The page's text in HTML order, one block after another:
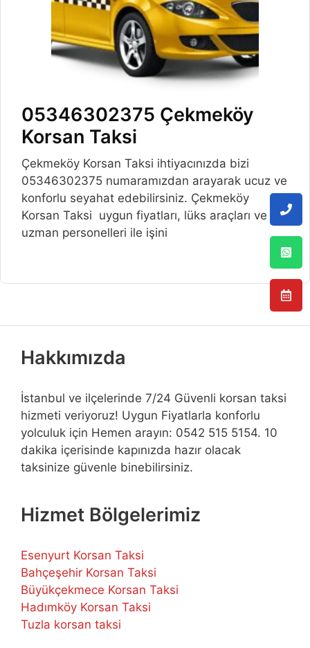
05346302375 Çekmeköy
Korsan Taksi
Çekmeköy Korsan Taksi ihtiyacınızda bizi
05346302375 numaramızdan arayarak ucuz ve
konforlu seyahat edebilirsiniz. Çekmeköy
Korsan Taksi uygun fiyatları, lüks araçları ve
uzman personelleri ile işini
Hakkımızda
İstanbul ve ilçelerinde 7/24 Güvenli korsan taksi
hizmeti veriyoruz! Uygun Fiyatlarla konforlu
yolculuk için Hemen arayın: 0542 515 5154. 10
dakika içerisinde kapınızda hazır olacak
taksinize güvenle binebilirsiniz.
Hizmet Bölgelerimiz
Esenyurt Korsan Taksi
Bahçeşehir Korsan Taksi
Büyükçekmece Korsan Taksi
Hadımköy Korsan Taksi
Tuzla korsan taksi